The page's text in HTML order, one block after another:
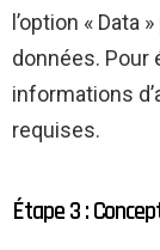
l’option « Data
données. Pour
informations
requises.
Étape 3 :